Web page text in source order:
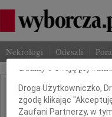
Nekrologi Odeszli
IMIĘ I NAZWISKO:
Dbamy o Twoją
Droga Użytkowniczko,
zgodę klikając
Zaufani Partnerzy, w